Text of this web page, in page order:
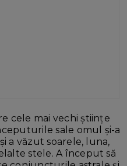
cele mai vechi ştiinţe
sale omul şi-a
a văzut soarele, luna,
stele. A început să